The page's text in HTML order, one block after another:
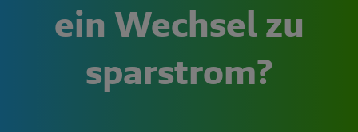
ein Wechsel zu
sparstrom?